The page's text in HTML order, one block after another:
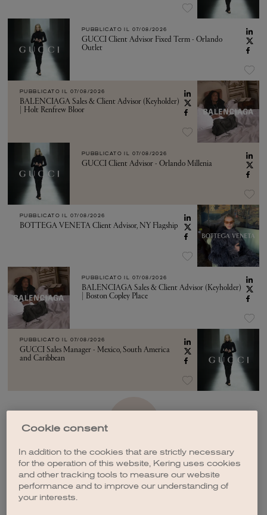
PUBBLICATO IL 07/08/2026
GUCCI Client Advisor Fixed Term - Orlando
Outlet
PUBBLICATO IL 07/08/2026
BALENCIAGA Sales & Client Advisor (Keyholder)
| Holt Renfrew Bloor
PUBBLICATO IL 07/08/2026
GUCCI Client Advisor - Orlando Millenia
PUBBLICATO IL 07/08/2026
BOTTEGA VENETA Client Advisor, NY Flagship
PUBBLICATO IL 07/08/2026
BALENCIAGA Sales & Client Advisor (Keyholder)
| Boston Copley Place
PUBBLICATO IL 07/08/2026
GUCCI Sales Manager - Mexico, South America
and Caribbean
Cookie consent
In addition to the cookies that are strictly necessary
for the operation of this website, Kering uses cookies
and other tracking tools to measure our website
performance and to improve our understanding of
your interests.